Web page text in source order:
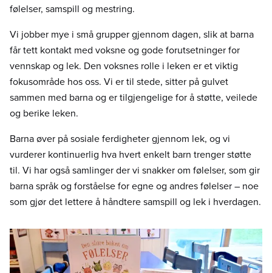
følelser, samspill og mestring.
Vi jobber mye i små grupper gjennom dagen, slik at barna
får tett kontakt med voksne og gode forutsetninger for
vennskap og lek. Den voksnes rolle i leken er et viktig
fokusområde hos oss. Vi er til stede, sitter på gulvet
sammen med barna og er tilgjengelige for å støtte, veilede
og berike leken.
Barna øver på sosiale ferdigheter gjennom lek, og vi
vurderer kontinuerlig hva hvert enkelt barn trenger støtte
til. Vi har også samlinger der vi snakker om følelser, som gir
barna språk og forståelse for egne og andres følelser – noe
som gjør det lettere å håndtere samspill og lek i hverdagen.